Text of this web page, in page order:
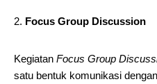
Focus Group Discussion
Kegiatan Focus Group
satu bentuk komunikasi